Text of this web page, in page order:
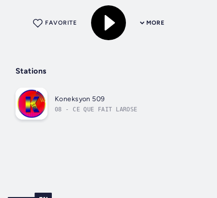
MORE
FAVORITE
Stations
Koneksyon 509
08 - CE QUE FAIT LAROSE